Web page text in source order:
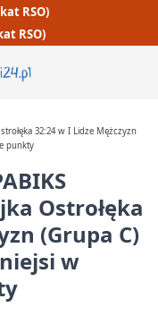
RSO)
RSO)
32:24 w I Lidze Mężczyzn
punkty
Ostrołęka
(Grupa C)
w